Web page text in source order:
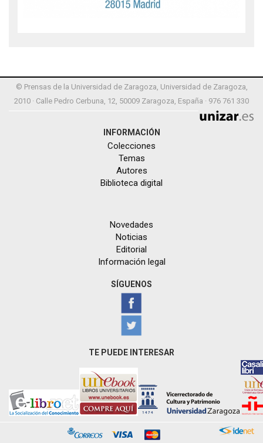
© Prensas de la Universidad de Zaragoza, Universidad de Zaragoza,
2010 · Calle Pedro Cerbuna, 12, 50009 Zaragoza, España · 976 761 330
INFORMACIÓN
Colecciones
Temas
Autores
Biblioteca digital
Novedades
Noticias
Editorial
Información legal
SÍGUENOS
TE PUEDE INTERESAR